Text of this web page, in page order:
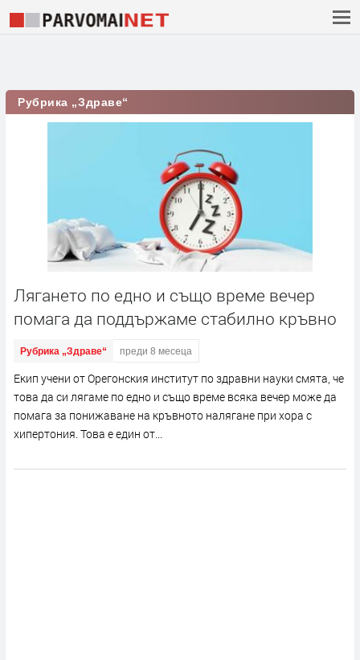
Рубрика „Здраве“
Лягането по едно и също време вечер
помага да поддържаме стабилно кръвно
Рубрика „Здраве“ преди 8 месеца
Екип учени от Орегонския институт по здравни науки смята, че
това да си лягаме по едно и също време всяка вечер може да
помага за понижаване на кръвното налягане при хора с
хипертония. Това е един от...